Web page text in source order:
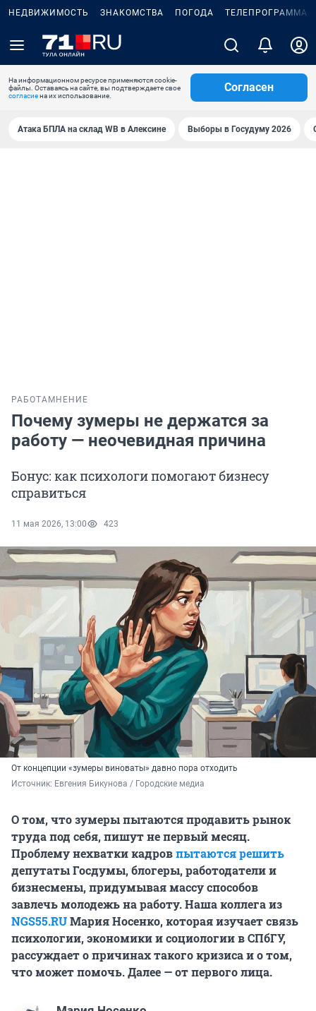
НЕДВИЖИМОСТЬ ЗНАКОМСТВА ПОГОДА ТЕЛЕПРОГРАММА
На информационном ресурсе применяются cookie-
файлы. Оставаясь на сайте, вы подтверждаете свое
согласиена их использование.
Согласен
Атака БПЛА на склад WB в Алексине Выборы в Госудуму 2026
РАБОТА МНЕНИЕ
Почему зумеры не держатся за
работу — неочевидная причина
Бонус: как психологи помогают бизнесу
справиться
11 мая 2026, 13:00 423
От концепции «зумеры виноваты» давно пора отходить
Источник: Евгения Бикунова / Городские медиа
О том, что зумеры пытаются продавить рынок
труда под себя, пишут не первый месяц.
Проблему нехватки кадровпытаются решить
депутаты Госдумы, блогеры, работодатели и
бизнесмены, придумывая массу способов
завлечь молодежь на работу. Наша коллега из
NGS55.RUМария Носенко, которая изучает связь
психологии, экономики и социологии в СПбГУ,
рассуждает о причинах такого кризиса и о том,
что может помочь. Далее — от первого лица.